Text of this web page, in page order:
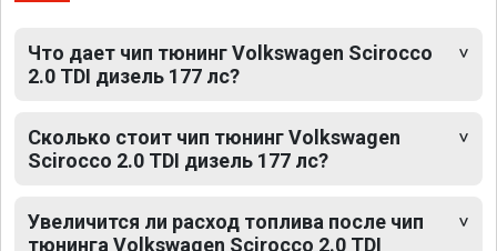
Что дает чип тюнинг Volkswagen Scirocco
2.0 TDI дизель 177 лс?
Сколько стоит чип тюнинг Volkswagen
Scirocco 2.0 TDI дизель 177 лс?
Увеличится ли расход топлива после чип
тюнинга Volkswagen Scirocco 2.0 TDI